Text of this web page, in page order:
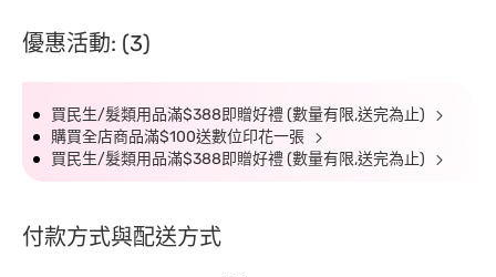
優惠活動: (3)
買民生/髮類用品滿$388即贈好禮 (數量有限,送完為止)
購買全店商品滿$100送數位印花一張
買民生/髮類用品滿$388即贈好禮 (數量有限,送完為止)
付款方式與配送方式